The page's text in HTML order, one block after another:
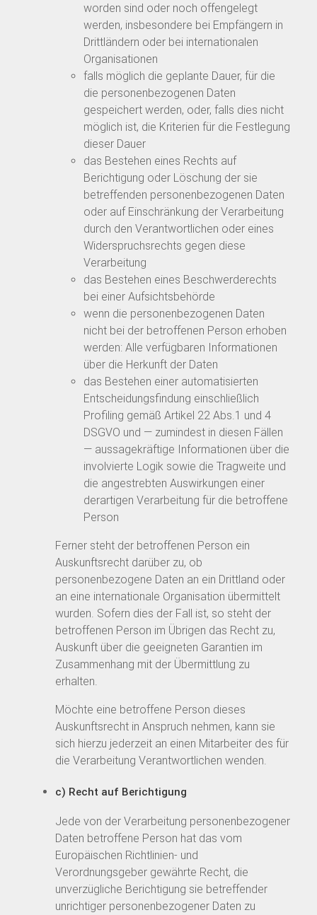
worden sind oder noch offengelegt
werden, insbesondere bei Empfängern in
Drittländern oder bei internationalen
Organisationen
falls möglich die geplante Dauer, für die
die personenbezogenen Daten
gespeichert werden, oder, falls dies nicht
möglich ist, die Kriterien für die Festlegung
dieser Dauer
das Bestehen eines Rechts auf
Berichtigung oder Löschung der sie
betreffenden personenbezogenen Daten
oder auf Einschränkung der Verarbeitung
durch den Verantwortlichen oder eines
Widerspruchsrechts gegen diese
Verarbeitung
das Bestehen eines Beschwerderechts
bei einer Aufsichtsbehörde
wenn die personenbezogenen Daten
nicht bei der betroffenen Person erhoben
werden: Alle verfügbaren Informationen
über die Herkunft der Daten
das Bestehen einer automatisierten
Entscheidungsfindung einschließlich
Profiling gemäß Artikel 22 Abs.1 und 4
DSGVO und — zumindest in diesen Fällen
— aussagekräftige Informationen über die
involvierte Logik sowie die Tragweite und
die angestrebten Auswirkungen einer
derartigen Verarbeitung für die betroffene
Person
Ferner steht der betroffenen Person ein
Auskunftsrecht darüber zu, ob
personenbezogene Daten an ein Drittland oder
an eine internationale Organisation übermittelt
wurden. Sofern dies der Fall ist, so steht der
betroffenen Person im Übrigen das Recht zu,
Auskunft über die geeigneten Garantien im
Zusammenhang mit der Übermittlung zu
erhalten.
Möchte eine betroffene Person dieses
Auskunftsrecht in Anspruch nehmen, kann sie
sich hierzu jederzeit an einen Mitarbeiter des für
die Verarbeitung Verantwortlichen wenden.
c) Recht auf Berichtigung
Jede von der Verarbeitung personenbezogener
Daten betroffene Person hat das vom
Europäischen Richtlinien- und
Verordnungsgeber gewährte Recht, die
unverzügliche Berichtigung sie betreffender
unrichtiger personenbezogener Daten zu